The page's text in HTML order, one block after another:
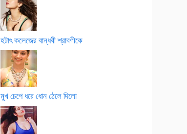
হটাৎ কলেজের বান্ধবী শ্রাবণীকে
মুখ চেপে ধরে ধোন ঠেলে দিলো